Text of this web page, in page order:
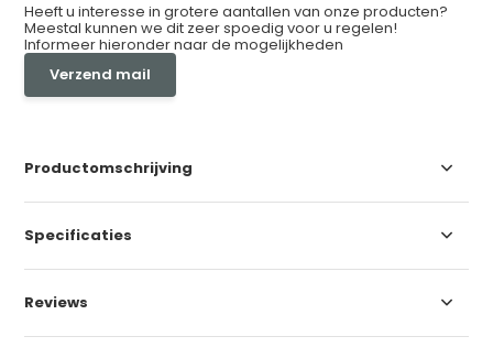
Heeft u interesse in grotere aantallen van onze producten?
Meestal kunnen we dit zeer spoedig voor u regelen!
Informeer hieronder naar de mogelijkheden
Verzend mail
Productomschrijving
Specificaties
Reviews